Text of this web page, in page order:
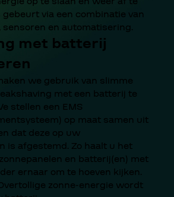
via een combinatie van
en automatisering.
met batterij
we gebruik van slimme
met een batterij te
stellen een EMS
op maat samen uit
dat deze op uw
is afgestemd. Zo haalt u het
en batterij(en) met
ernaar om te hoeven kijken.
zonne-energie wordt